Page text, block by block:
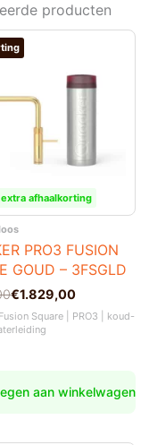
producten
afhaalkorting
PRO3 FUSION
GOUD – 3FSGLD
€1.829,00
Square | PRO3 | koud-
aan winkelwagen